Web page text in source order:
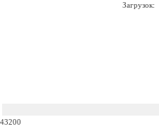
Загрузок:
43200